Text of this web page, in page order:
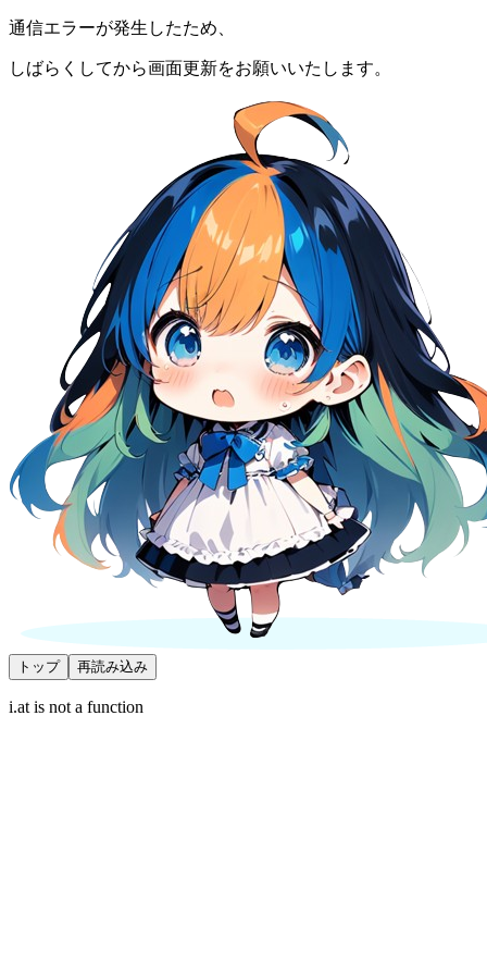
通信エラーが発生したため、
しばらくしてから画面更新をお願いいたします。
トップ 再読み込み
i.at is not a function